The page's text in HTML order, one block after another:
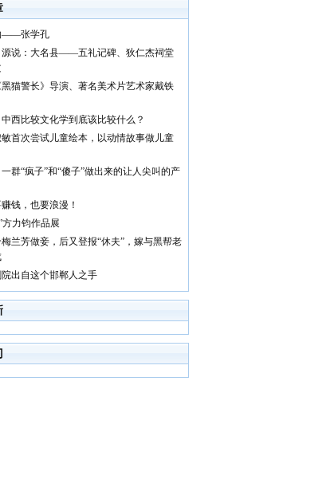
——张学孔
源说：大名县——五礼记碑、狄仁杰祠堂
猫警长》导演、著名美术片艺术家戴铁
西比较文化学到底该比较什么？
首次尝试儿童绘本，以动情故事做儿童
群“疯子”和“傻子”做出来的让人尖叫的产
钱，也要浪漫！
方力钧作品展
兰芳做妾，后又登报“休夫”，嫁与黑帮老
院出自这个邯郸人之手